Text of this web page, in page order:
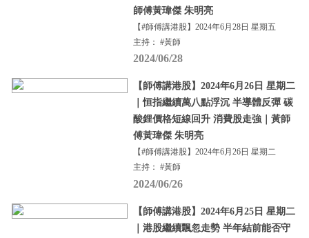
師傅黃瑋傑 朱明亮
【#師傅講港股】2024年6月28日 星期五
主持： #黃師
2024/06/28
【師傅講港股】2024年6月26日 星期二
｜恒指繼續萬八點浮沉 半導體反彈 碳
酸鋰價格短線回升 消費股走強｜黃師
傅黃瑋傑 朱明亮
【#師傅講港股】2024年6月26日 星期二
主持： #黃師
2024/06/26
【師傅講港股】2024年6月25日 星期二
｜港股繼續飄忽走勢 半年結前能否守